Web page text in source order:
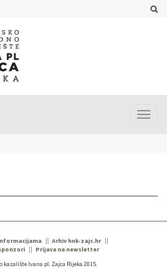
Arhiv hnk-zajc.hr
Prijava na newsletter
Ivana pl. Zajca Rijeka 2015.